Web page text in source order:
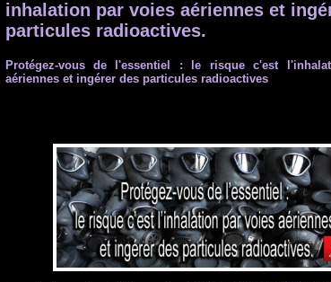
inhalation par voies aériennes et
particules radioactives.
Protégez-vous de l'essentiel : le risque c'est
aériennes et ingérer des particules radioactives